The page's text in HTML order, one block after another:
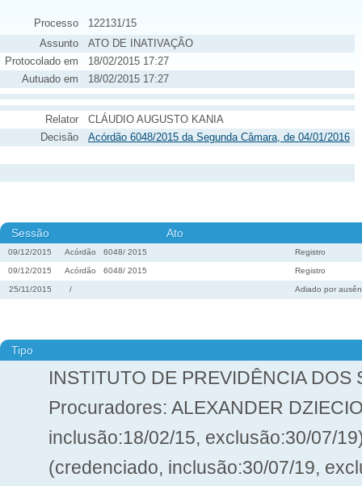
Processo
122131/15
Assunto
ATO DE INATIVAÇÃO
Protocolado em
18/02/2015 17:27
Autuado em
18/02/2015 17:27
Relator
CLÁUDIO AUGUSTO KANIA
Decisão
Acórdão 6048/2015 da Segunda Câmara, de 04/01/2016
Sessão Ato
09/12/2015 Acórdão 6048/ 2015 Registro
09/12/2015 Acórdão 6048/ 2015 Registro
25/11/2015 / Adiado por
Tipo
INSTITUTO DE PREVIDÊNCIA
Procuradores: ALEXANDER
inclusão:18/02/15, exclusão:30/07/
(credenciado, inclusão:30/07/19,